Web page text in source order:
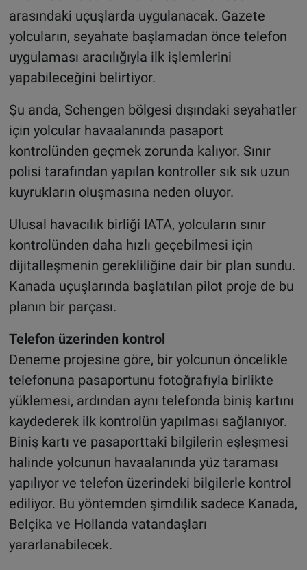
arasındaki uçuşlarda uygulanacak. Gazete
yolcuların, seyahate başlamadan önce telefon
uygulaması aracılığıyla ilk işlemlerini
yapabileceğini belirtiyor.
Şu anda, Schengen bölgesi dışındaki seyahatler
için yolcular havaalanında pasaport
kontrolünden geçmek zorunda kalıyor. Sınır
polisi tarafından yapılan kontroller sık sık uzun
kuyrukların oluşmasına neden oluyor.
Ulusal havacılık birliği IATA, yolcuların sınır
kontrolünden daha hızlı geçebilmesi için
dijitalleşmenin gerekliliğine dair bir plan sundu.
Kanada uçuşlarında başlatılan pilot proje de bu
planın bir parçası.
Telefon üzerinden kontrol
Deneme projesine göre, bir yolcunun öncelikle
telefonuna pasaportunu fotoğrafıyla birlikte
yüklemesi, ardından aynı telefonda biniş kartını
kaydederek ilk kontrolün yapılması sağlanıyor.
Biniş kartı ve pasaporttaki bilgilerin eşleşmesi
halinde yolcunun havaalanında yüz taraması
yapılıyor ve telefon üzerindeki bilgilerle kontrol
ediliyor. Bu yöntemden şimdilik sadece Kanada,
Belçika ve Hollanda vatandaşları
yararlanabilecek.